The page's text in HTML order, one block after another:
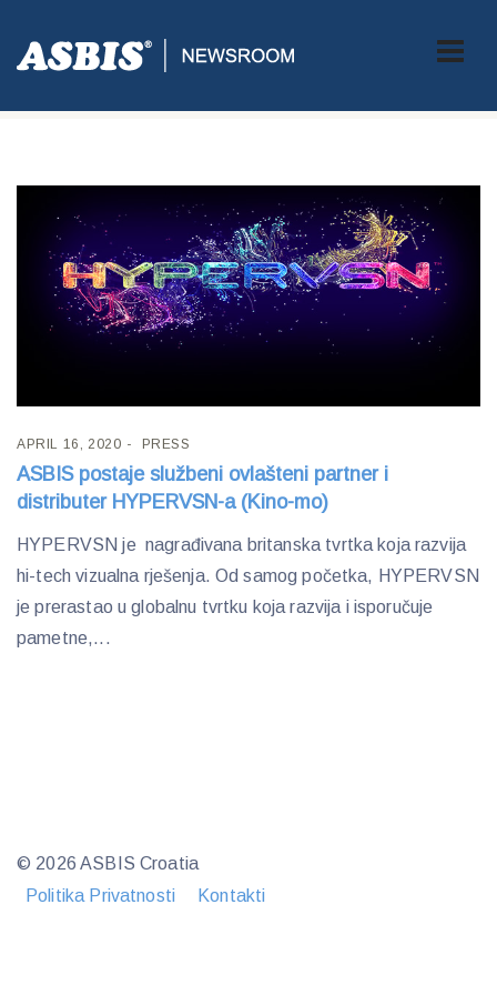
Tag:HYPERVSN
APRIL 16, 2020 PRESS
ASBIS postaje službeni ovlašteni partner i
distributer HYPERVSN-a (Kino-mo)
HYPERVSN je nagrađivana britanska tvrtka koja razvija
hi-tech vizualna rješenja. Od samog početka, HYPERVSN
je prerastao u globalnu tvrtku koja razvija i isporučuje
pametne,...
© 2026 ASBIS Croatia
Politika Privatnosti
Kontakti